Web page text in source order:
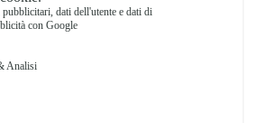
a GIFFONI VALLE